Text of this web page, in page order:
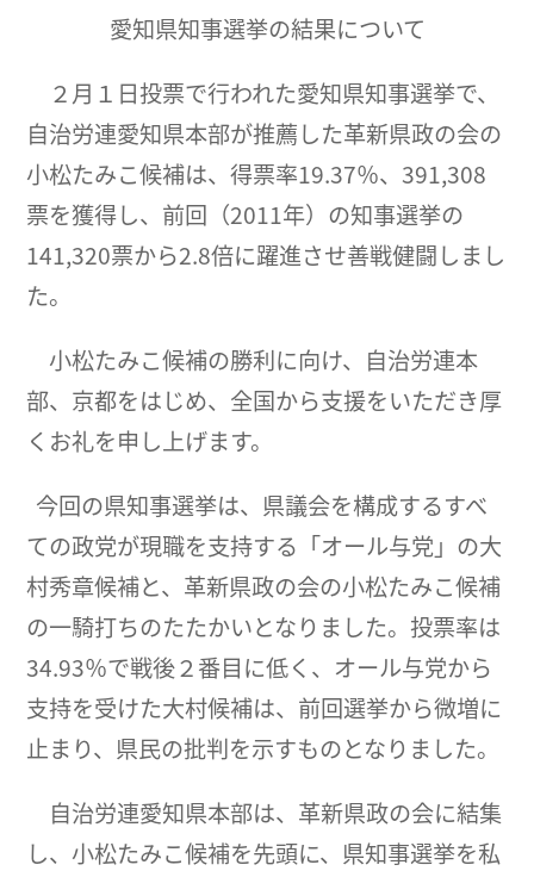
愛知県知事選挙の結果について
２月１日投票で行われた愛知県知事選挙で、
自治労連愛知県本部が推薦した革新県政の会の
小松たみこ候補は、得票率19.37％、391,308
票を獲得し、前回（2011年）の知事選挙の
141,320票から2.8倍に躍進させ善戦健闘しまし
た。
小松たみこ候補の勝利に向け、自治労連本
部、京都をはじめ、全国から支援をいただき厚
くお礼を申し上げます。
今回の県知事選挙は、県議会を構成するすべ
ての政党が現職を支持する「オール与党」の大
村秀章候補と、革新県政の会の小松たみこ候補
の一騎打ちのたたかいとなりました。投票率は
34.93％で戦後２番目に低く、オール与党から
支持を受けた大村候補は、前回選挙から微増に
止まり、県民の批判を示すものとなりました。
自治労連愛知県本部は、革新県政の会に結集
し、小松たみこ候補を先頭に、県知事選挙を私